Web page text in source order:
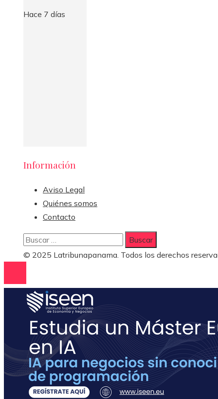
Hace 7 días
Información
Aviso Legal
Quiénes somos
Contacto
Buscar:
© 2025 Latribunapanama. Todos los derechos